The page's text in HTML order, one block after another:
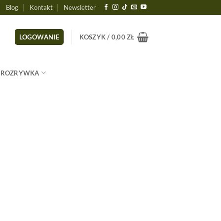
Blog Kontakt Newsletter
LOGOWANIE KOSZYK / 0,00ZŁ
ROZRYWKA